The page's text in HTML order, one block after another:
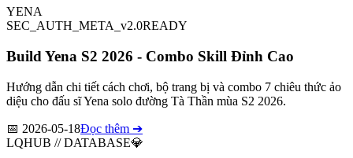
YENA
SEC_AUTH_META_v2.0READY
Build Yena S2 2026 - Combo Skill Đỉnh Cao
Hướng dẫn chi tiết cách chơi, bộ trang bị và combo 7 chiêu thức ảo
diệu cho đấu sĩ Yena solo đường Tà Thần mùa S2 2026.
📅 2026-05-18Đọc thêm ➔
LQHUB // DATABASE💎